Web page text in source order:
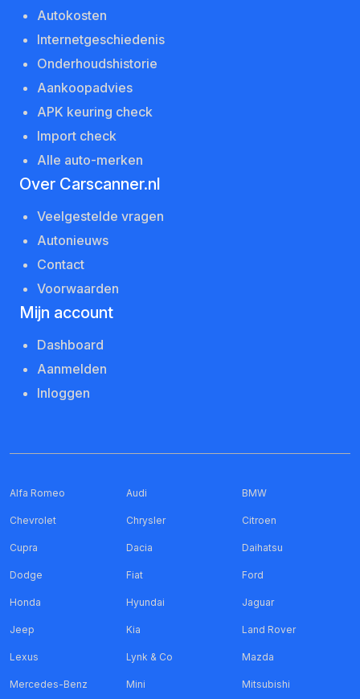
Autokosten
Internetgeschiedenis
Onderhoudshistorie
Aankoopadvies
APK keuring check
Import check
Alle auto-merken
Over Carscanner.nl
Veelgestelde vragen
Autonieuws
Contact
Voorwaarden
Mijn account
Dashboard
Aanmelden
Inloggen
Alfa Romeo Audi BMW
Chevrolet Chrysler Citroen
Cupra Dacia Daihatsu
Dodge Fiat Ford
Honda Hyundai Jaguar
Jeep Kia Land Rover
Lexus Lynk & Co Mazda
Mercedes-Benz Mini Mitsubishi